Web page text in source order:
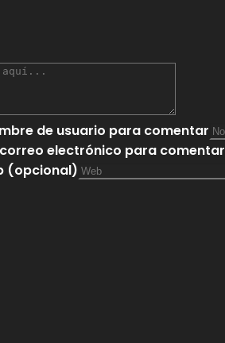
de usuario para comentar
electrónico para comentar
(opcional)